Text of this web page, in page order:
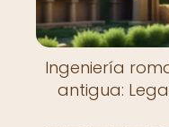
Ingeniería
antigua: